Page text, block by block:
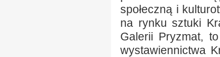
społeczną i
na rynku sztuki
Galerii Pryzmat,
wystawiennictwa